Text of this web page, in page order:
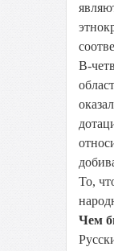
В-
То,
Чем